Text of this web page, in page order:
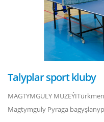
Talyplar sport kluby
MAGTYMGULY
Magtymguly Pyraga